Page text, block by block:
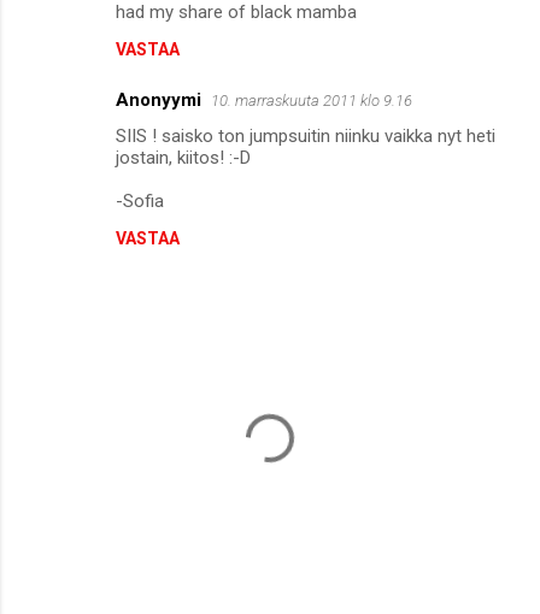
had my share of black mamba
VASTAA
Anonyymi 10. marraskuuta 2011 klo 9.16
SIIS ! saisko ton jumpsuitin niinku vaikka nyt heti
jostain, kiitos! :-D
-Sofia
VASTAA